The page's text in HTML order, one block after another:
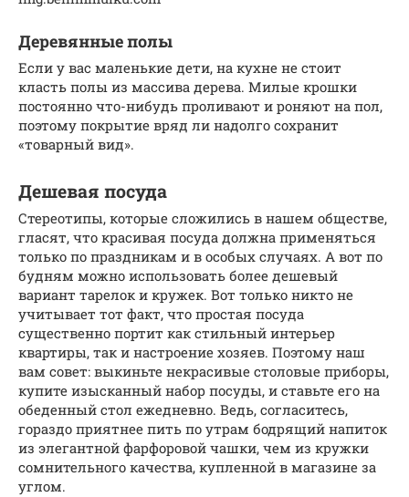
Деревянные полы
Если у вас маленькие дети, на кухне не стоит
класть полы из массива дерева. Милые крошки
постоянно что-нибудь проливают и роняют на пол,
поэтому покрытие вряд ли надолго сохранит
«товарный вид».
Дешевая посуда
Стереотипы, которые сложились в нашем обществе,
гласят, что красивая посуда должна применяться
только по праздникам и в особых случаях. А вот по
будням можно использовать более дешевый
вариант тарелок и кружек. Вот только никто не
учитывает тот факт, что простая посуда
существенно портит как стильный интерьер
квартиры, так и настроение хозяев. Поэтому наш
вам совет: выкиньте некрасивые столовые приборы,
купите изысканный набор посуды, и ставьте его на
обеденный стол ежедневно. Ведь, согласитесь,
гораздо приятнее пить по утрам бодрящий напиток
из элегантной фарфоровой чашки, чем из кружки
сомнительного качества, купленной в магазине за
углом.